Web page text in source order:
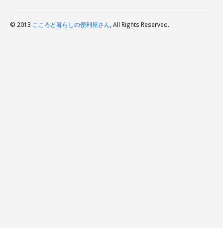
© 2013 こころと暮らしの便利屋さん , All Rights Reserved.